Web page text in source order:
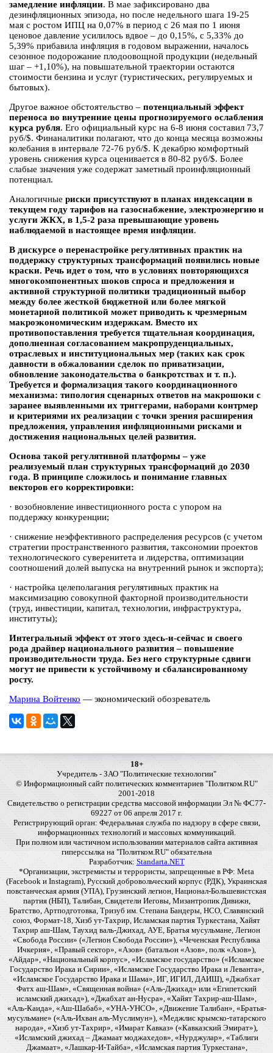
замедление инфляции. В мае зафиксировано два
дезинфляционных эпизода, но после недельного шага 19-25
мая с ростом ИПЦ на 0,07% в период с 26 мая по 1 июня
ценовое давление усилилось вдвое – до 0,15%, с 5,33% до
5,39% прибавила инфляция в годовом выражении, началось
сезонное подорожание плодоовощной продукции (недельный
шаг – +1,10%), на повышательной траектории остаются
стоимости бензина и услуг (туристических, регулируемых и
бытовых).
Другое важное обстоятельство – потенциальный эффект
переноса во внутренние цены прогнозируемого ослабления
курса рубля. Его официальный курс на 6-8 июня составил 73,7
руб/$. Финаналитики полагают, что до конца месяца возможны
колебания в интервале 72-76 руб/$. К декабрю комфортный
уровень снижения курса оценивается в 80-82 руб/$. Более
слабые значения уже содержат заметный проинфляционный
потенциал.
Аналогичные риски присутствуют в планах индексации в
текущем году тарифов на газоснабжение, электроэнергию и
услуги ЖКХ, в 1,5-2 раза превышающие уровень
наблюдаемой в настоящее время инфляции.
В дискурсе о перенастройке регулятивных практик на
поддержку структурных трансформаций появились новые
краски. Речь идет о том, что в условиях повторяющихся
многокомпонентных шоков спроса и предложения и
активной структурной политики традиционный выбор
между более жесткой бюджетной или более мягкой
монетарной политикой может приводить к чрезмерным
макроэкономическим издержкам. Вместо их
противопоставления требуется тщательная координация,
дополненная согласованием макропруденциальных,
отраслевых и институциональных мер (таких как срок
давности в обжаловании сделок по приватизации,
обновление законодательства о банкротствах и т. п.).
Требуется и формализация такого координационного
механизма: типология сценарных ответов на макрошоки с
заранее выявленными их триггерами, наборами контрмер
и критериями их реализации с точки зрения расширения
предложения, управления инфляционными рисками и
достижения национальных целей развития.
Основа такой регулятивной платформы – уже
реализуемый план структурных трансформаций до 2030
года. В принципе сложилось и понимание главных
векторов его корректировки:
· возобновление инвестиционного роста с упором на
поддержку конкуренции;
· снижение неэффективного распределения ресурсов (с учетом
стратегии пространственного развития, таксономии проектов
технологического суверенитета и лидерства, оптимизации
соотношений долей выпуска на внутренний рынок и экспорта);
· настройка целеполагания регулятивных практик на
максимизацию совокупной факторной производительности
(труд, инвестиции, капитал, технологии, инфраструктура,
институты);
Интегральный эффект от этого здесь-и-сейчас и своего
рода драйвер национального развития – повышение
производительности труда. Без него структурные сдвиги
могут не привести к устойчивому и сбалансированному
росту.
Марина Войтенко — экономический обозреватель
18+
Учредитель - ЗАО "Политические технологии"
© Информационный сайт политических комментариев "Политком.RU"
2001-2018
Свидетельство о регистрации средства массовой информации Эл № ФС77-
69227 от 06 апреля 2017 г.
Регистрирующий орган: Федеральная служба по надзору в сфере связи,
информационных технологий и массовых коммуникаций.
При полном или частичном использовании материалов сайта активная
гиперссылка на "Политком.RU" обязательна
Разработчик: Standarta.NET
*Организации, экстремисты и террористы, запрещенные в РФ: Meta
(Facebook и Instagram), Русский добровольческий корпус (РДК), Украинская
повстанческая армия (УПА), Грузинский легион, Национал-Большевистская
партия (НБП), Талибан, Свидетели Иеговы, Мизантропик Дивижн,
Братство, Артподготовка, Тризуб им. Степана Бандеры, НСО, Славянский
союз, Формат-18, Хизб ут-Тахрир, Исламская партия Туркестана, Хайят
Тахрир аш-Шам, Таухид валь-Джихад, АУЕ, Братья мусульмане, Легион
«Свобода России» («Легион Свобода России»), «Чеченская Республика
Ичкерия», «Правый сектор», «Азов» (батальон «Азов», полк «Азов»),
«Айдар», «Национальный корпус», «Исламское государство» («Исламское
Государство Ирака и Сирии», «Исламское Государство Ирака и Леванта»,
«Исламское Государство Ирака и Шама», ИГ, ИГИЛ, ДАИШ), «Джабхат
Фатх аш-Шам», «Священная война» («Аль-Джихад» или «Египетский
исламский джихад»), «Джабхат ан-Нусра», «Хайят Тахрир-аш-Шам»,
«Аль-Каида», «Аш-Шабаб», «УНА-УНСО», «Движение Талибан», «Братья-
мусульмане» («Аль-Ихван аль-Муслимун»), «Меджлис крымско-татарского
народа», «Хизб ут-Тахрир», «Имарат Кавказ» («Кавказский Эмират»),
«Исламский джихад – Джамаат моджахедов», «Нурджулар», «Таблиги
Джамаат», «Лашкар-И-Тайба», «Исламская партия Туркестана»,